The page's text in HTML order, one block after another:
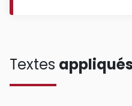
Textes appliqués